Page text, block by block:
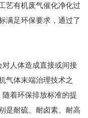
艺有机废气催化净化过
满足环保要求，通过了
对人体造成直接或间接
气体末端治理技术之
着环保排放标准的提
是耐硫、耐卤素、耐高